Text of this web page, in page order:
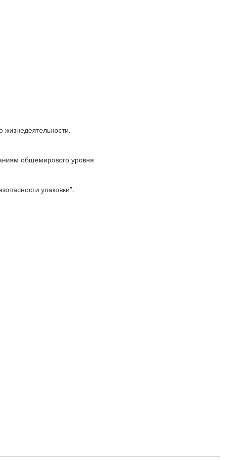
жизнедеятельности.
общемирового уровня
упаковки”.